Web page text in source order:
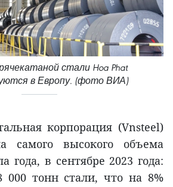
стали Hoa Phat
в Европу. (фото ВИА)
корпорация (Vnsteel)
самого высокого объема
года, в сентябре 2023 года:
000 тонн стали, что на 8%